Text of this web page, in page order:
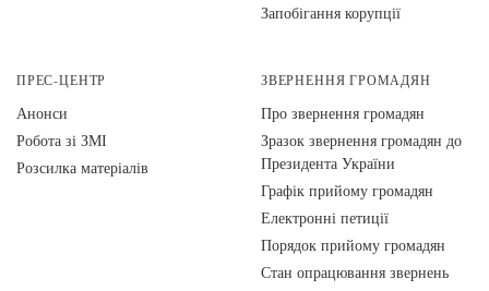
Запобігання корупції
ПРЕС-ЦЕНТР
Анонси
Робота зі ЗМІ
Розсилка матеріалів
ЗВЕРНЕННЯ ГРОМАДЯН
Про звернення громадян
Зразок звернення громадян до
Президента України
Графік прийому громадян
Електронні петиції
Порядок прийому громадян
Стан опрацювання звернень